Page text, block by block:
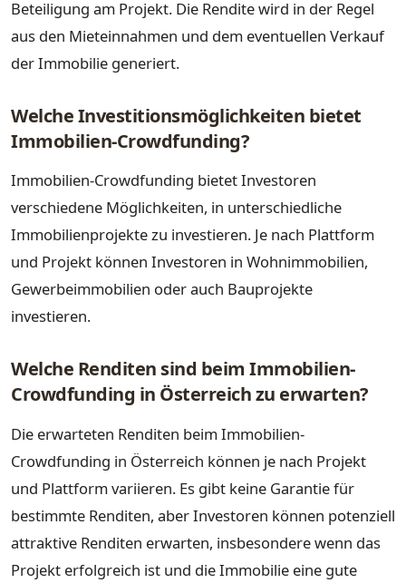
Beteiligung am Projekt. Die Rendite wird in der Regel
aus den Mieteinnahmen und dem eventuellen Verkauf
der Immobilie generiert.
Welche Investitionsmöglichkeiten bietet
Immobilien-Crowdfunding?
Immobilien-Crowdfunding bietet Investoren
verschiedene Möglichkeiten, in unterschiedliche
Immobilienprojekte zu investieren. Je nach Plattform
und Projekt können Investoren in Wohnimmobilien,
Gewerbeimmobilien oder auch Bauprojekte
investieren.
Welche Renditen sind beim Immobilien-
Crowdfunding in Österreich zu erwarten?
Die erwarteten Renditen beim Immobilien-
Crowdfunding in Österreich können je nach Projekt
und Plattform variieren. Es gibt keine Garantie für
bestimmte Renditen, aber Investoren können potenziell
attraktive Renditen erwarten, insbesondere wenn das
Projekt erfolgreich ist und die Immobilie eine gute